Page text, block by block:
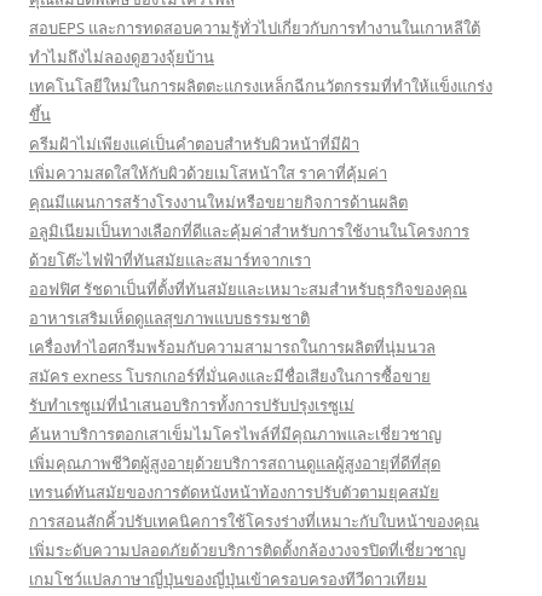
สอบEPS และการทดสอบความรู้ทั่วไปเกี่ยวกับการทำงานในเกาหลีใต้
ทำไมถึงไม่ลองดูฮวงจุ้ยบ้าน
เทคโนโลยีใหม่ในการผลิตตะแกรงเหล็กฉีกนวัตกรรมที่ทำให้แข็งแกร่ง
ขึ้น
ครีมฝ้าไม่เพียงแค่เป็นคำตอบสำหรับผิวหน้าที่มีฝ้า
เพิ่มความสดใสให้กับผิวด้วยเมโสหน้าใส ราคาที่คุ้มค่า
คุณมีแผนการสร้างโรงงานใหม่หรือขยายกิจการด้านผลิต
อลูมิเนียมเป็นทางเลือกที่ดีและคุ้มค่าสำหรับการใช้งานในโครงการ
ด้วยโต๊ะไฟฟ้าที่ทันสมัยและสมาร์ทจากเรา
ออฟฟิศ รัชดาเป็นที่ตั้งที่ทันสมัยและเหมาะสมสำหรับธุรกิจของคุณ
อาหารเสริมเห็ดดูแลสุขภาพแบบธรรมชาติ
เครื่องทำไอศกรีมพร้อมกับความสามารถในการผลิตที่นุ่มนวล
สมัคร exness โบรกเกอร์ที่มั่นคงและมีชื่อเสียงในการซื้อขาย
รับทำเรซูเม่ที่นำเสนอบริการทั้งการปรับปรุงเรซูเม่
ค้นหาบริการตอกเสาเข็มไมโครไพล์ที่มีคุณภาพและเชี่ยวชาญ
เพิ่มคุณภาพชีวิตผู้สูงอายุด้วยบริการสถานดูแลผู้สูงอายุที่ดีที่สุด
เทรนด์ทันสมัยของการตัดหนังหน้าท้องการปรับตัวตามยุคสมัย
การสอนสักคิ้วปรับเทคนิคการใช้โครงร่างที่เหมาะกับใบหน้าของคุณ
เพิ่มระดับความปลอดภัยด้วยบริการติดตั้งกล้องวงจรปิดที่เชี่ยวชาญ
เกมโชว์แปลภาษาญี่ปุ่นของญี่ปุ่นเข้าครอบครองทีวีดาวเทียม